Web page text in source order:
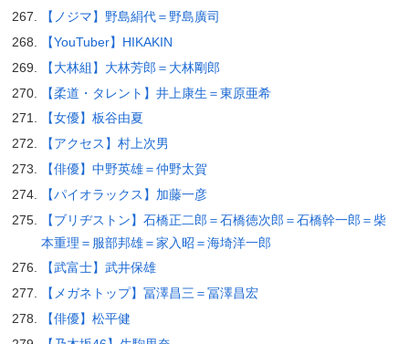
【ノジマ】野島絹代＝野島廣司
【YouTuber】HIKAKIN
【大林組】大林芳郎＝大林剛郎
【柔道・タレント】井上康生＝東原亜希
【女優】板谷由夏
【アクセス】村上次男
【俳優】中野英雄＝仲野太賀
【パイオラックス】加藤一彦
【ブリヂストン】石橋正二郎＝石橋徳次郎＝石橋幹一郎＝柴
本重理＝服部邦雄＝家入昭＝海埼洋一郎
【武富士】武井保雄
【メガネトップ】冨澤昌三＝冨澤昌宏
【俳優】松平健